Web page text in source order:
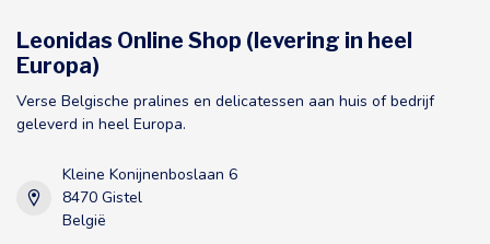
Leonidas Online Shop (levering in heel
Europa)
Verse Belgische pralines en delicatessen aan huis of bedrijf
geleverd in heel Europa.
Kleine Konijnenboslaan 6
8470 Gistel
België